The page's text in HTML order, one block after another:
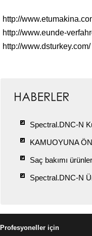
http://
http://www.eunde-
http://www.dsturkey.com/
Spectral.DNC-N
KAMUOYUNA
Saç bakımı
Spectral.DNC-N
Profesyoneller için